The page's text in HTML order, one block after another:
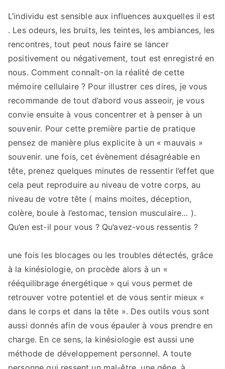
moment
Cliquez
savoir
plus
L’individu est sensible aux influences auxquelles il est
. Les odeurs, les bruits, les teintes, les ambiances, les
rencontres, tout peut nous faire se lancer
positivement ou négativement, tout est enregistré en
nous. Comment connaît-on la réalité de cette
mémoire cellulaire ? Pour illustrer ces dires, je vous
recommande de tout d’abord vous asseoir, je vous
convie ensuite à vous concentrer et à penser à un
souvenir. Pour cette première partie de pratique
pensez de manière plus explicite à un « mauvais »
souvenir. une fois, cet évènement désagréable en
tête, prenez quelques minutes de ressentir l’effet que
cela peut reproduire au niveau de votre corps, au
niveau de votre tête ( mains moites, déception,
colère, boule à l’estomac, tension musculaire… ).
Qu’en est-il pour vous ? Qu’avez-vous ressentis ?
une fois les blocages ou les troubles détectés, grâce
à la kinésiologie, on procède alors à un «
rééquilibrage énergétique » qui vous permet de
retrouver votre potentiel et de vous sentir mieux «
dans le corps et dans la tête ». Des outils vous sont
aussi donnés afin de vous épauler à vous prendre en
charge. En ce sens, la kinésiologie est aussi une
méthode de développement personnel. A toute